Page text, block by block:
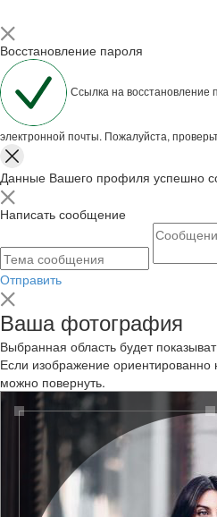
Восстановление пароля
Ссылка на
электронной почты. Пожалуйста,
Данные Вашего профиля успешно
Написать сообщение
Отправить
Ваша фотография
Выбранная область будет
Если изображение
можно повернуть.